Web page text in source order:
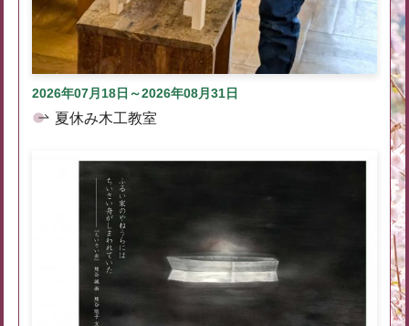
2026年07月18日～2026年08月31日
夏休み木工教室